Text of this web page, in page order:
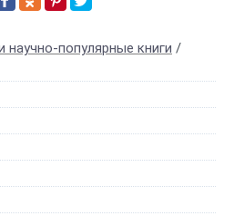
научно-популярные книги /